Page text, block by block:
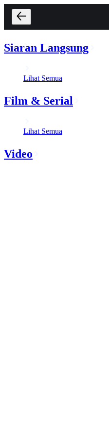
Siaran Langsung
Lihat Semua
Film & Serial
Lihat Semua
Video